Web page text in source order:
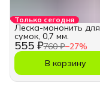
Только сегодня
555 ₽760 ₽−27%
Леска-мононить для
сумок, 0,7 мм.
В корзину